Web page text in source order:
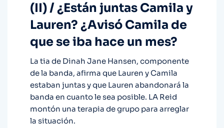
(II) / ¿Están juntas Camila y
Lauren? ¿Avisó Camila de
que se iba hace un mes?
La tia de Dinah Jane Hansen, componente
de la banda, afirma que Lauren y Camila
estaban juntas y que Lauren abandonará la
banda en cuanto le sea posible. LA Reid
montón una terapia de grupo para arreglar
la situación.